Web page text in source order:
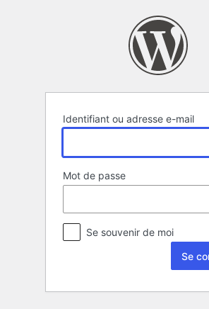
Identifiant ou adresse e-mail
Mot de passe
Se souvenir de moi